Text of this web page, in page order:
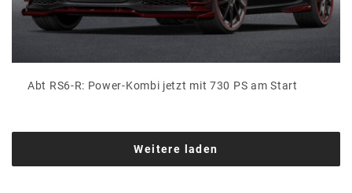
Abt RS6-R: Power-Kombi jetzt mit 730 PS am Start
Weitere laden